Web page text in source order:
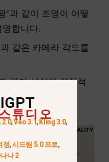
'과 같이 조명이 어떻
합니다.
같은 카메라 각도를
같이 사진의 감정적
.
튜디오
2.0,Veo 3.1, Kling 3.0,
정,시드림 5.0 프로,
나 2